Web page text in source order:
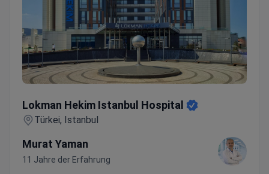
Lokman Hekim Istanbul Hospital
Türkei, Istanbul
Murat Yaman
11 Jahre der Erfahrung